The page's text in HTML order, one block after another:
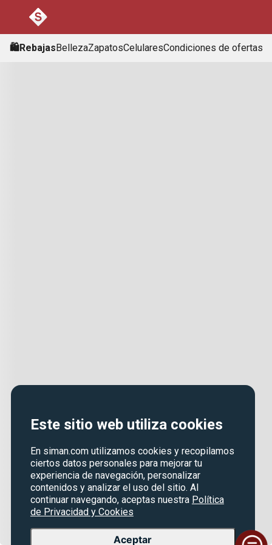
🛍️RebajasBellezaZapatosCelularesCondiciones de ofertas
Este sitio web utiliza cookies
En siman.com utilizamos cookies y recopilamos
ciertos datos personales para mejorar tu
experiencia de navegación, personalizar
contenidos y analizar el uso del sitio. Al
continuar navegando, aceptas nuestra Política
de Privacidad y Cookies
Aceptar